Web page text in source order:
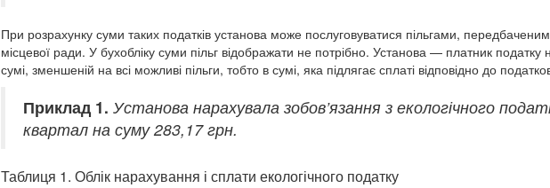
При розрахунку суми таких податків установа може послуговуватися пільгами,
місцевої ради. У бухобліку суми пільг відображати не потрібно. Установа — платник податку
сумі, зменшеній на всі можливі пільги, тобто в сумі, яка підлягає сплаті відповідно до
Приклад 1. Установа нарахувала зобов’язання з екологічного
квартал на суму 283,17 грн.
Таблиця 1. Облік нарахування і сплати екологічного податку